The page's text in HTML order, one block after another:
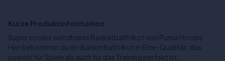
Kurze Produktinformation
Super cooles wendbares Basketballtrikot von Puma Hoops.
Hier bekommst du ein Basketballtrikot in Elite-Qualität, das
sowohl für Spiele als auch für das Training perfekt ist.